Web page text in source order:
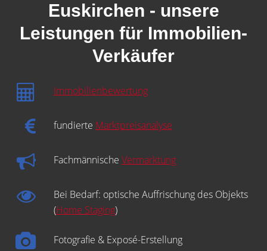
Euskirchen - unsere
Leistungen für Immobilien-
Verkäufer
Immobilienbewertung
fundierte Marktpreisanalyse
Fachmännische Vermarktung
Bei Bedarf: optische Auffrischung des Objekts
(Home Staging)
Fotografie & Exposé-Erstellung